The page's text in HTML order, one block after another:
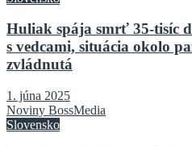
Huliak spája smrť 35-tisíc
s vedcami, situácia okolo
zvládnutá
1. júna 2025
Noviny BossMedia
Slovensko